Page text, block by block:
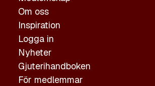
Om oss
Inspiration
Logga in
Nyheter
Gjuterihandboken
För medlemmar